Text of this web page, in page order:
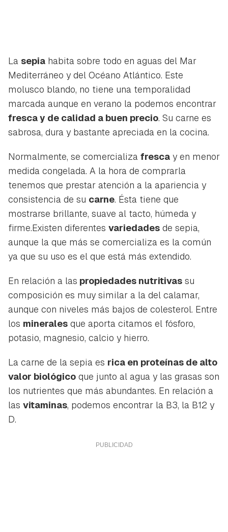
La sepia habita sobre todo en aguas del Mar
Mediterráneo y del Océano Atlántico. Este
molusco blando, no tiene una temporalidad
marcada aunque en verano la podemos encontrar
fresca y de calidad a buen precio. Su carne es
sabrosa, dura y bastante apreciada en la cocina.
Normalmente, se comercializa fresca y en menor
medida congelada. A la hora de comprarla
tenemos que prestar atención a la apariencia y
consistencia de su carne. Ésta tiene que
mostrarse brillante, suave al tacto, húmeda y
firme.Existen diferentes variedades de sepia,
aunque la que más se comercializa es la común
ya que su uso es el que está más extendido.
En relación a las propiedades nutritivas su
composición es muy similar a la del calamar,
aunque con niveles más bajos de colesterol. Entre
los minerales que aporta citamos el fósforo,
potasio, magnesio, calcio y hierro.
La carne de la sepia es rica en proteínas de alto
valor biológico que junto al agua y las grasas son
los nutrientes que más abundantes. En relación a
las vitaminas, podemos encontrar la B3, la B12 y
D.